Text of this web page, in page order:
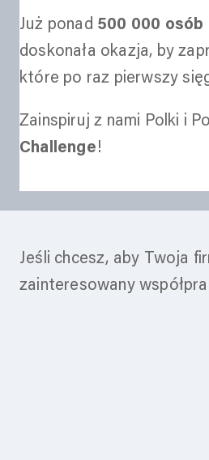
Już ponad 500 000 osób
doskonała okazja, by
które po raz pierwszy
Zainspiruj z nami Polki i
Challenge !
Jeśli chcesz, aby Twoja
zainteresowany